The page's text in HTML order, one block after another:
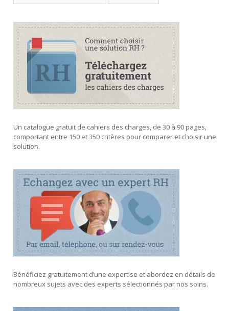
Un catalogue gratuit de cahiers des charges, de 30 à 90 pages,
comportant entre 150 et 350 critères pour comparer et choisir une
solution.
Bénéficiez gratuitement d’une expertise et abordez en détails de
nombreux sujets avec des experts sélectionnés par nos soins.